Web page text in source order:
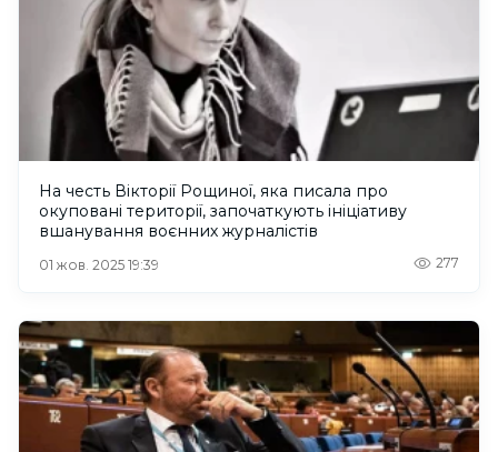
На честь Вікторії Рощиної, яка писала про
окуповані території, започаткують ініціативу
вшанування воєнних журналістів
01 жов. 2025 19:39 277